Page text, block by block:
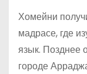
Хомейни
мадрасе, где
язык. Позднее
городе